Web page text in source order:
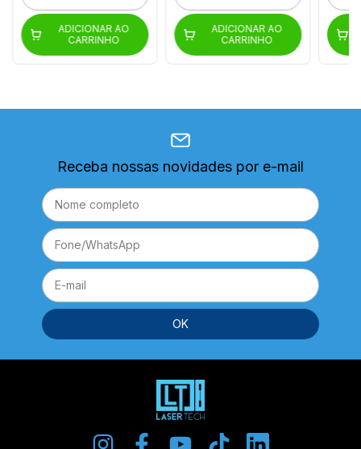
ADICIONAR AO
CARRINHO
ADICIONAR AO
CARRINHO
Receba nossas novidades por e-mail